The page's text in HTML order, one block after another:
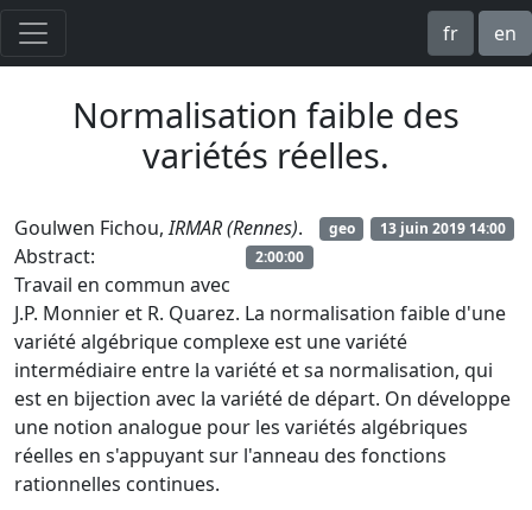
fr en
Normalisation faible des
variétés réelles.
Goulwen Fichou,IRMAR (Rennes). 13 juin 2019 14:00
geo
2:00:00
Abstract:
Travail en commun avec
J.P. Monnier et R. Quarez. La normalisation faible d'une
variété algébrique complexe est une variété
intermédiaire entre la variété et sa normalisation, qui
est en bijection avec la variété de départ. On développe
une notion analogue pour les variétés algébriques
réelles en s'appuyant sur l'anneau des fonctions
rationnelles continues.